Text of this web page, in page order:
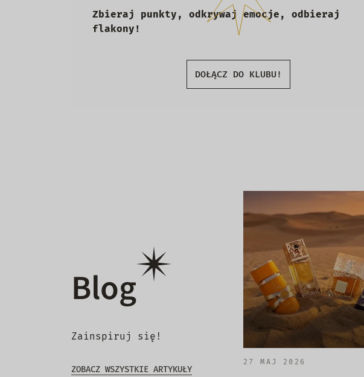
Zbieraj punkty, odkrywaj emocje, odbieraj
flakony!
DOŁĄCZ DO KLUBU!
Blog
Zainspiruj się!
ZOBACZ WSZYSTKIE ARTYKUŁY
27 MAJ 2026